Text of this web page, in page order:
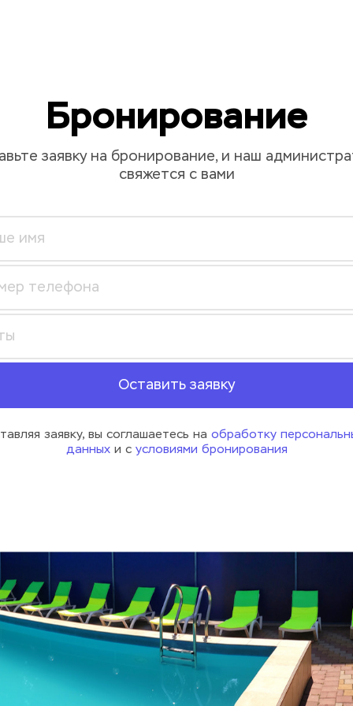
Бронирование
заявку на бронирование, и наш
свяжется с вами
Оставить заявку
заявку, вы соглашаетесь на обработку
данных и с условиями бронирования